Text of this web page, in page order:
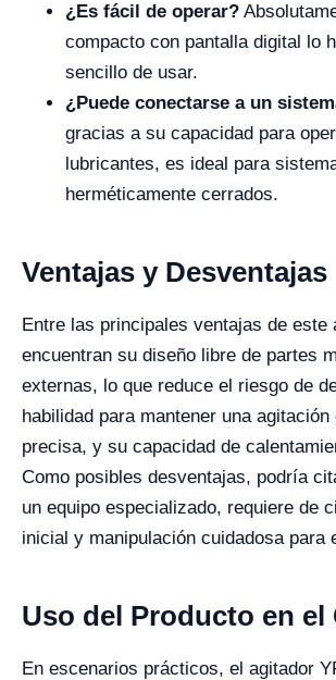
¿Es fácil de operar?
compacto con pantalla digital lo
sencillo de usar.
¿Puede conectarse a un
gracias a su capacidad para
lubricantes, es ideal para
herméticamente cerrados.
Ventajas y Desventajas
Entre las principales ventajas de este
encuentran su diseño libre de partes
externas, lo que reduce el riesgo de
habilidad para mantener una
precisa, y su capacidad de
Como posibles desventajas, podría
un equipo especializado, requiere de
inicial y manipulación cuidadosa para
Uso del Producto en el
En escenarios prácticos, el agitador